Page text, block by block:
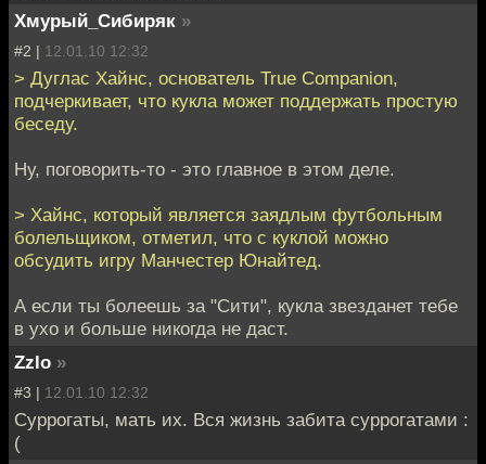
Хмурый_Сибиряк »
#2 | 12.01.10 12:32
> Дуглас Хайнс, основатель True Companion,
подчеркивает, что кукла может поддержать простую
беседу.
Ну, поговорить-то - это главное в этом деле.
> Хайнс, который является заядлым футбольным
болельщиком, отметил, что с куклой можно
обсудить игру Манчестер Юнайтед.
А если ты болеешь за "Сити", кукла звезданет тебе
в ухо и больше никогда не даст.
Zzlo »
#3 | 12.01.10 12:32
Суррогаты, мать их. Вся жизнь забита суррогатами :
(